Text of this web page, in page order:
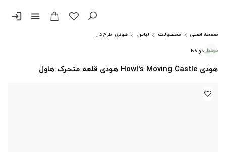
menu
login
صفحه اصلی محصولات لباس
هودی طرح دار
دوخط
هودی Howl's Moving Castle هودی قلعه متحرک هاول